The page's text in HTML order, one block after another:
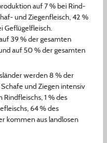
auf 7 % bei Rind-
und Ziegenfleisch, 42 %
Geflügelfleisch.
39 % der gesamten
auf 50 % der gesamten
werden 8 % der
und Ziegen intensiv
1 % des
64 % des
kommen aus landlosen